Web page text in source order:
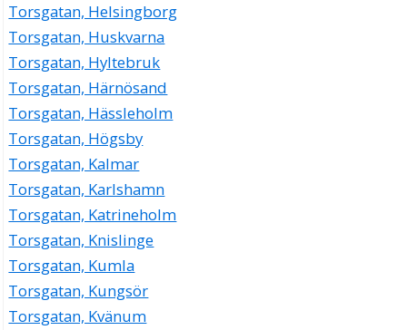
Torsgatan, Helsingborg
Torsgatan, Huskvarna
Torsgatan, Hyltebruk
Torsgatan, Härnösand
Torsgatan, Hässleholm
Torsgatan, Högsby
Torsgatan, Kalmar
Torsgatan, Karlshamn
Torsgatan, Katrineholm
Torsgatan, Knislinge
Torsgatan, Kumla
Torsgatan, Kungsör
Torsgatan, Kvänum